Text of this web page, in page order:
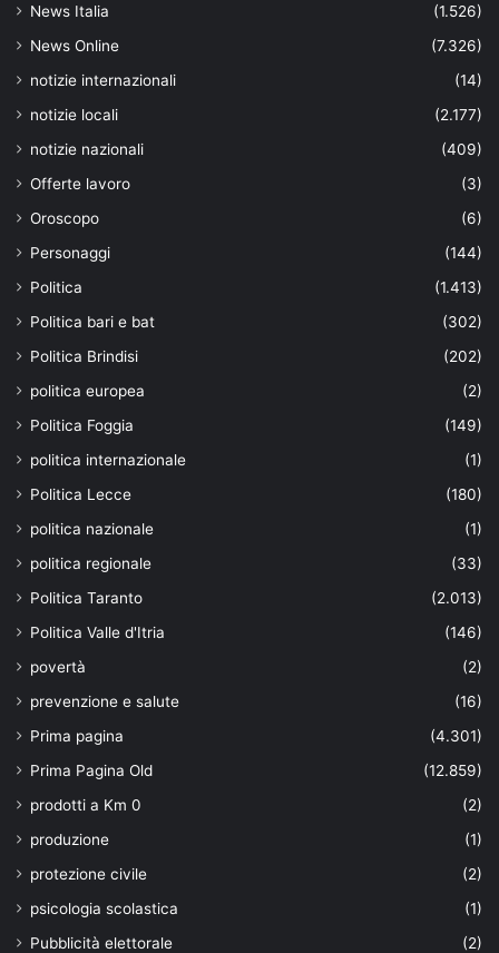
News Italia
(1.526)
News Online
(7.326)
notizie internazionali
(14)
notizie locali
(2.177)
notizie nazionali
(409)
Offerte lavoro
(3)
Oroscopo
(6)
Personaggi
(144)
Politica
(1.413)
Politica bari e bat
(302)
Politica Brindisi
(202)
politica europea
(2)
Politica Foggia
(149)
politica internazionale
(1)
Politica Lecce
(180)
politica nazionale
(1)
politica regionale
(33)
Politica Taranto
(2.013)
Politica Valle d'Itria
(146)
povertà
(2)
prevenzione e salute
(16)
Prima pagina
(4.301)
Prima Pagina Old
(12.859)
prodotti a Km 0
(2)
produzione
(1)
protezione civile
(2)
psicologia scolastica
(1)
Pubblicità elettorale
(2)